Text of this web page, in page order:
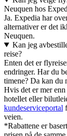
Neuquen hos
Ja. Expedia har
alternativer er det
Neuquen.
Kan jeg
reise?
Enten det er
endringer. Har du
timene? Da kan du
Hvis det er mer
hotellet eller
kundeserviceportal
veien.
*Rabattene er